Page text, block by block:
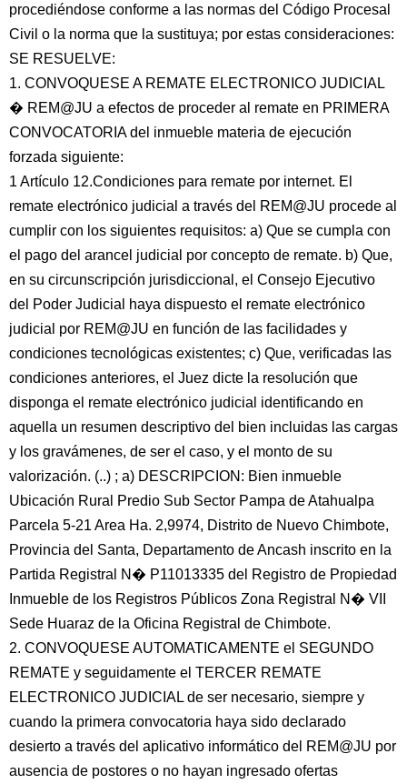
procediéndose conforme a las normas del Código Procesal
Civil o la norma que la sustituya; por estas consideraciones:
SE RESUELVE:
1. CONVOQUESE A REMATE ELECTRONICO JUDICIAL
� REM@JU a efectos de proceder al remate en PRIMERA
CONVOCATORIA del inmueble materia de ejecución
forzada siguiente:
1 Artículo 12.Condiciones para remate por internet. El
remate electrónico judicial a través del REM@JU procede al
cumplir con los siguientes requisitos: a) Que se cumpla con
el pago del arancel judicial por concepto de remate. b) Que,
en su circunscripción jurisdiccional, el Consejo Ejecutivo
del Poder Judicial haya dispuesto el remate electrónico
judicial por REM@JU en función de las facilidades y
condiciones tecnológicas existentes; c) Que, verificadas las
condiciones anteriores, el Juez dicte la resolución que
disponga el remate electrónico judicial identificando en
aquella un resumen descriptivo del bien incluidas las cargas
y los gravámenes, de ser el caso, y el monto de su
valorización. (..) ; a) DESCRIPCION: Bien inmueble
Ubicación Rural Predio Sub Sector Pampa de Atahualpa
Parcela 5-21 Area Ha. 2,9974, Distrito de Nuevo Chimbote,
Provincia del Santa, Departamento de Ancash inscrito en la
Partida Registral N� P11013335 del Registro de Propiedad
Inmueble de los Registros Públicos Zona Registral N� VII
Sede Huaraz de la Oficina Registral de Chimbote.
2. CONVOQUESE AUTOMATICAMENTE el SEGUNDO
REMATE y seguidamente el TERCER REMATE
ELECTRONICO JUDICIAL de ser necesario, siempre y
cuando la primera convocatoria haya sido declarado
desierto a través del aplicativo informático del REM@JU por
ausencia de postores o no hayan ingresado ofertas